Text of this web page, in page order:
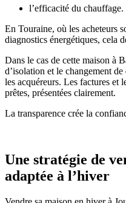
l’efficacité du chauffage.
En Touraine, où les acheteurs
diagnostics énergétiques, cela
Dans le cas de cette maison à
d’isolation et le changement
les acquéreurs. Les factures et
prêtes, présentées clairement.
La transparence crée la
Une stratégie de
adaptée à l’hiver